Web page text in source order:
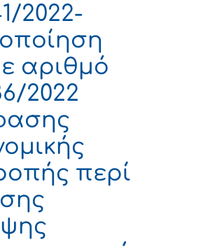
2022-
αριθμό
2022
περί